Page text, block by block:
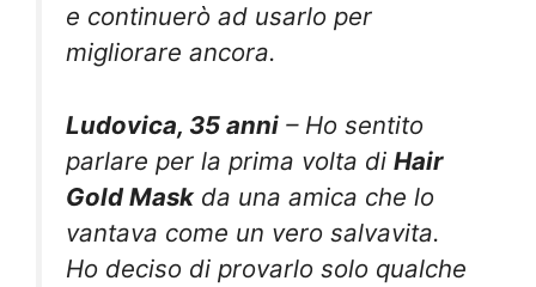
e continuerò ad usarlo per
migliorare ancora.
Ludovica, 35 anni – Ho sentito
parlare per la prima volta di Hair
Gold Mask da una amica che lo
vantava come un vero salvavita.
Ho deciso di provarlo solo qualche